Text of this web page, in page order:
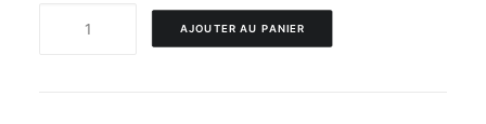
AJOUTER AU PANIER